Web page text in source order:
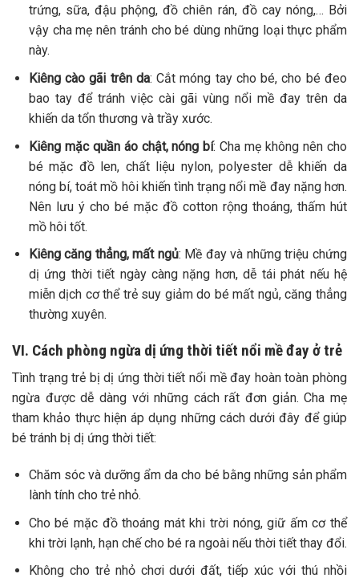
trứng, sữa, đậu phộng, đồ chiên rán, đồ cay nóng,… Bởi
vậy cha mẹ nên tránh cho bé dùng những loại thực phẩm
này.
Kiêng cào gãi trên da: Cắt móng tay cho bé, cho bé đeo
bao tay để tránh việc cài gãi vùng nổi mề đay trên da
khiến da tổn thương và trầy xước.
Kiêng mặc quần áo chật, nóng bí: Cha mẹ không nên cho
bé mặc đồ len, chất liệu nylon, polyester dễ khiến da
nóng bí, toát mồ hôi khiến tình trạng nổi mề đay nặng hơn.
Nên lưu ý cho bé mặc đồ cotton rộng thoáng, thấm hút
mồ hôi tốt.
Kiêng căng thẳng, mất ngủ: Mề đay và những triệu chứng
dị ứng thời tiết ngày càng nặng hơn, dễ tái phát nếu hệ
miễn dịch cơ thể trẻ suy giảm do bé mất ngủ, căng thẳng
thường xuyên.
VI. Cách phòng ngừa dị ứng thời tiết nổi mề đay ở trẻ
Tình trạng trẻ bị dị ứng thời tiết nổi mề đay hoàn toàn phòng
ngừa được dễ dàng với những cách rất đơn giản. Cha mẹ
tham khảo thực hiện áp dụng những cách dưới đây để giúp
bé tránh bị dị ứng thời tiết:
Chăm sóc và dưỡng ẩm da cho bé bằng những sản phẩm
lành tính cho trẻ nhỏ.
Cho bé mặc đồ thoáng mát khi trời nóng, giữ ấm cơ thể
khi trời lạnh, hạn chế cho bé ra ngoài nếu thời tiết thay đổi.
Không cho trẻ nhỏ chơi dưới đất, tiếp xúc với thú nhồi